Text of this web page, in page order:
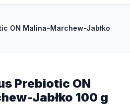
ON Malina-Marchew-Jabłko
Prebiotic ON
Jabłko 100 g